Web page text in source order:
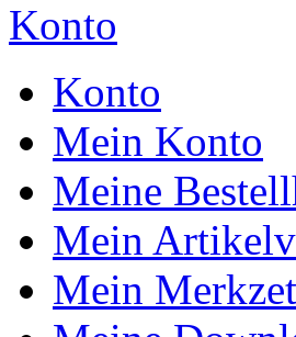
Konto
Konto
Mein Konto
Meine
Mein
Mein